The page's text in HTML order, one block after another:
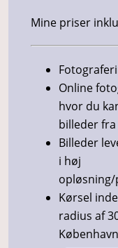
Mine priser
Online
hvor du
billeder fra
Billeder
i høj
Kørsel
radius af